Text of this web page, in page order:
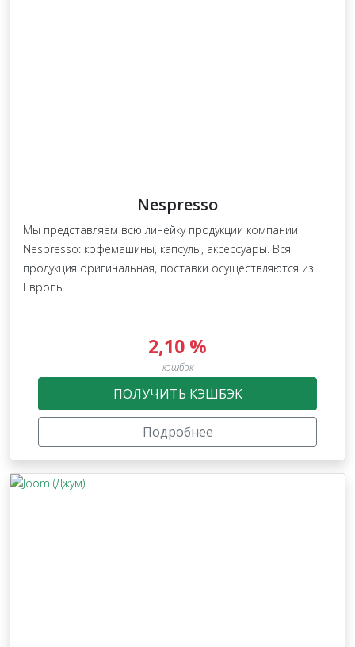
Nespresso
Мы представляем всю линейку продукции компании
Nespresso: кофемашины, капсулы, аксессуары. Вся
продукция оригинальная, поставки осуществляются из
Европы.
2,10 %
кэшбэк
ПОЛУЧИТЬ КЭШБЭК
Подробнее